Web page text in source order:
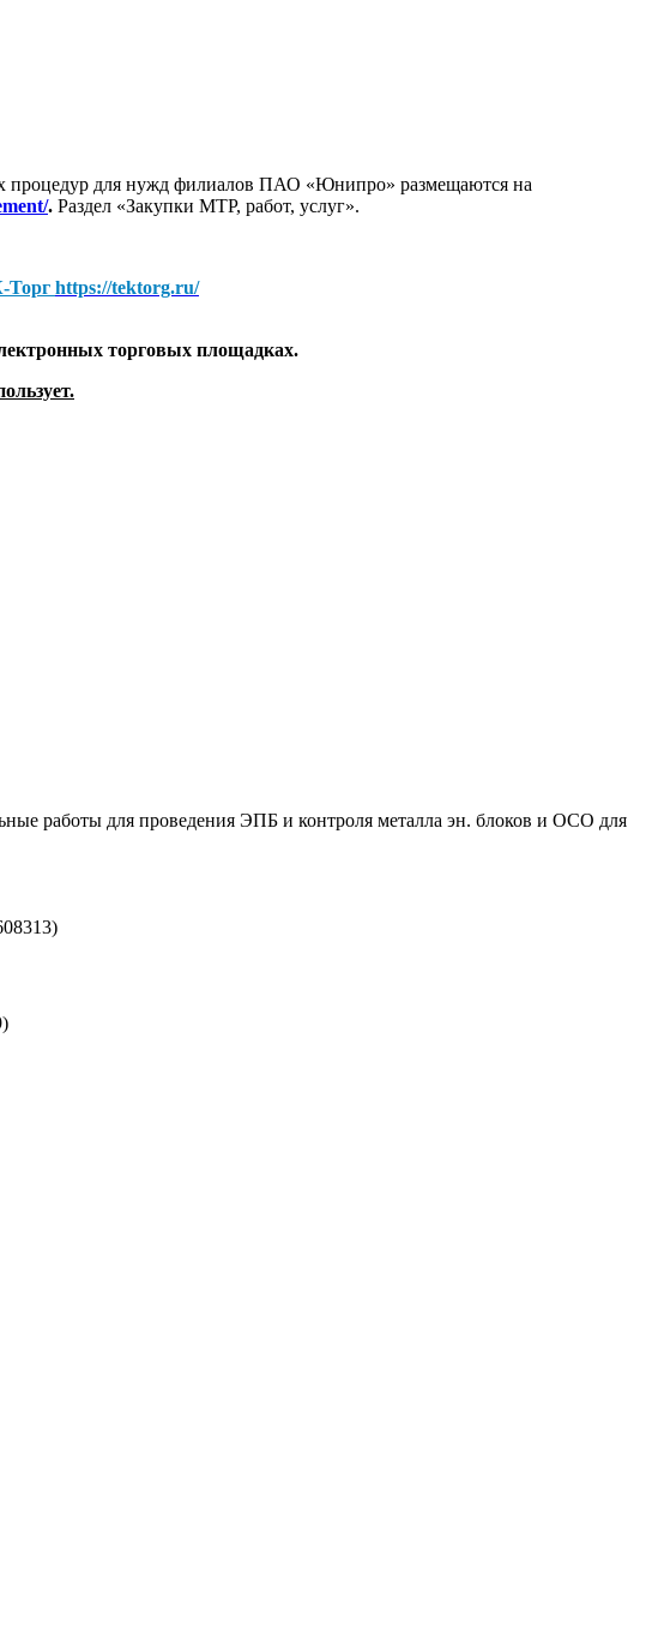
процедур для нужд филиалов ПАО «Юнипро» размещаются на
. Раздел «Закупки МТР, работ, услуг».
Торг https://tektorg.ru/
торговых площадках.
работы для проведения ЭПБ и контроля металла эн. блоков и ОСО для